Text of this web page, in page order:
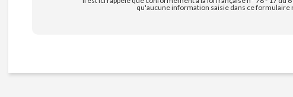
qu'aucune information saisie dans ce formulaire